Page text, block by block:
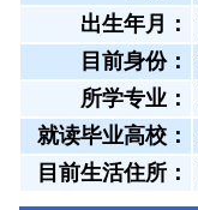
出生年月：
目前身份：
所学专业：
就读毕业高校：
目前生活住所：